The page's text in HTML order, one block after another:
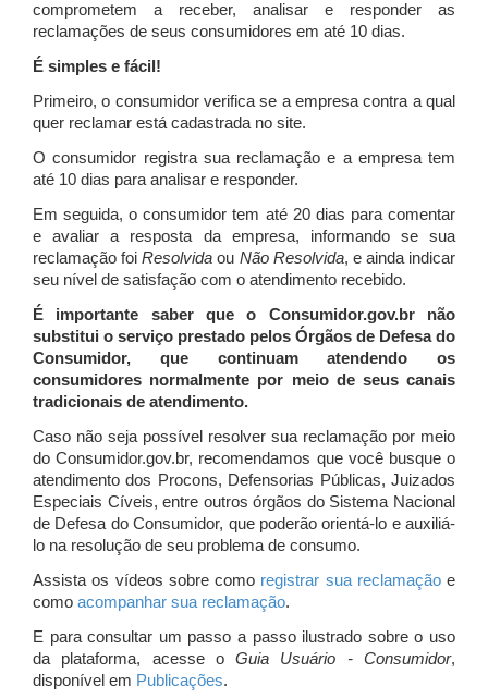
comprometem a receber, analisar e responder as
reclamações de seus consumidores em até 10 dias.
É simples e fácil!
Primeiro, o consumidor verifica se a empresa contra a qual
quer reclamar está cadastrada no site.
O consumidor registra sua reclamação e a empresa tem
até 10 dias para analisar e responder.
Em seguida, o consumidor tem até 20 dias para comentar
e avaliar a resposta da empresa, informando se sua
reclamação foiResolvida ou Não Resolvida, e ainda indicar
seu nível de satisfação com o atendimento recebido.
É importante saber que o Consumidor.gov.br não
substitui o serviço prestado pelos Órgãos de Defesa do
Consumidor, que continuam atendendo os
consumidores normalmente por meio de seus canais
tradicionais de atendimento.
Caso não seja possível resolver sua reclamação por meio
do Consumidor.gov.br, recomendamos que você busque o
atendimento dos Procons, Defensorias Públicas, Juizados
Especiais Cíveis, entre outros órgãos do Sistema Nacional
de Defesa do Consumidor, que poderão orientá-lo e auxiliá-
lo na resolução de seu problema de consumo.
Assista os vídeos sobre como registrar sua reclamaçãoe
como acompanhar sua reclamação.
E para consultar um passo a passo ilustrado sobre o uso
da plataforma, acesse oGuia Usuário - Consumidor,
disponível em Publicações.